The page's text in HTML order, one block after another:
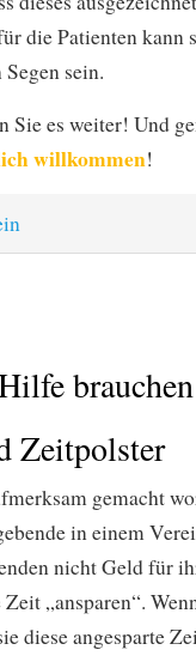
die Patienten kann
sein.
Sie es weiter! Und
willkommen!
brauchen
Zeitpolster
gemacht
in einem
nicht Geld für
„ansparen“.
diese angesparte